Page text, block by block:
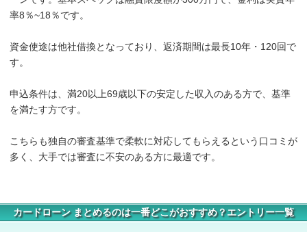
率8％~18％です。
資金使途は他社借換となっており、返済期間は最長10年・120回で
す。
申込条件は、満20以上69歳以下の安定した収入のある方で、基準
を満たす方です。
こちらも独自の審査基準で柔軟に対応してもらえるという口コミが
多く、大手では審査に不安のある方に最適です。
カードローン まとめるのは一番どこがおすすめ？エントリー一覧